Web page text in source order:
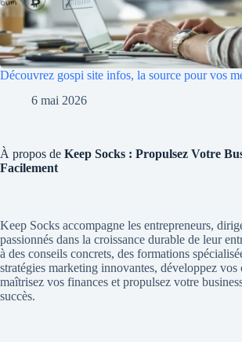
Découvrez gospi site infos, la source pour vos
6 mai 2026
À propos de Keep Socks : Propulsez Votre
Facilement
Keep Socks accompagne les entrepreneurs,
passionnés dans la croissance durable de leur
à des conseils concrets, des formations
stratégies marketing innovantes, développez vos
maîtrisez vos finances et propulsez votre
succès.